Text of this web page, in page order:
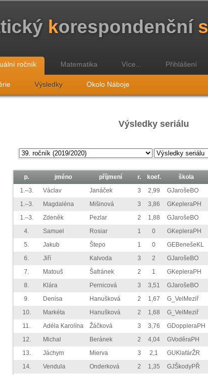
korespondenční s
ročník Matematika Více... Přihlášení
Výsledky Okolo Náboje
Výsledky seriálu
p. jméno příjmení r. koef. škola
1.–3.
Václav Janáček 3 2,99 GJarošeBO
1.–3.
Magdaléna Mišinová 3 3,86 GKepleraPH
1.–3.
Zdeněk Pezlar 2 1,88 GJarošeBO
4.
Samuel Rosiar 1 0 GKepleraPH
5.
Jakub Štepo 1 0 GEBenešeKL
6.
Jiří Kalvoda 3 2 GJarošeBO
7.
Matouš Šafránek 2 1 GKepleraPH
8.
Klára Pernicová 3 3,51 GJarošeBO
9.
Denisa Hanušková 2 1,67 G_VelMeziř
10.
Markéta Hanušková 2 1,68 G_VelMeziř
11.
Adéla Karolína Žáčková 3 3,76 GDoppleraPH
12.
Michal Beránek 2 4,04 GVoděraPH
13.
Jáchym Mierva 3 2,1 GUKlafárŽR
14.
Vendula Onderková 2 1,35 GJŠkodyPŘ